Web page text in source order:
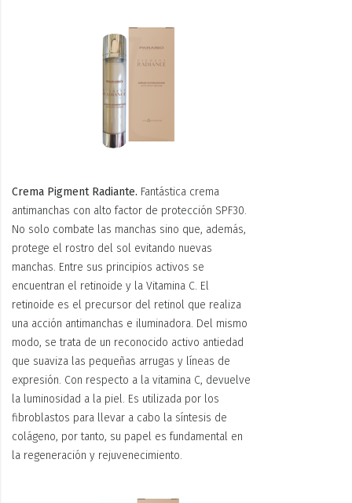
Crema Pigment Radiante. Fantástica crema
antimanchas con alto factor de protección SPF30.
No solo combate las manchas sino que, además,
protege el rostro del sol evitando nuevas
manchas. Entre sus principios activos se
encuentran el retinoide y la Vitamina C. El
retinoide es el precursor del retinol que realiza
una acción antimanchas e iluminadora. Del mismo
modo, se trata de un reconocido activo antiedad
que suaviza las pequeñas arrugas y líneas de
expresión. Con respecto a la vitamina C, devuelve
la luminosidad a la piel. Es utilizada por los
fibroblastos para llevar a cabo la síntesis de
colágeno, por tanto, su papel es fundamental en
la regeneración y rejuvenecimiento.